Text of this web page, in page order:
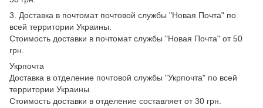
3. Доставка в почтомат почтовой службы "Новая Почта" по
всей территории Украины.
Стоимость доставки в почтомат службы "Новая Почта" от 50
грн.
Укрпочта
Доставка в отделение почтовой службы "Укрпочта" по всей
территории Украины.
Стоимость доставки в отделение составляет от 30 грн.